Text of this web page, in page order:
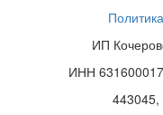
ИП
ИНН
443045,